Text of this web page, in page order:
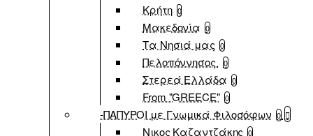
Κρήτη 0
Μακεδονία 0
Τα Νησιά μας 0
Πελοπόννησος 0
Στερεά Ελλάδα 0
From "GREECE" 0
-ΠΑΠΥΡΟΙ με Γνωμικά Φιλοσόφων 0
Νικος Καζαντζάκης 0